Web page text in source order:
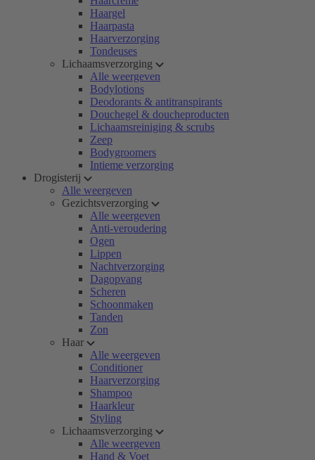
Haargel
Haarpasta
Haarverzorging
Tondeuses
Lichaamsverzorging
Alle weergeven
Bodylotions
Deodorants & antitranspirants
Douchegel & doucheproducten
Lichaamsreiniging & scrubs
Zeep
Bodygroomers
Intieme verzorging
Drogisterij
Alle weergeven
Gezichtsverzorging
Alle weergeven
Anti-veroudering
Ogen
Lippen
Nachtverzorging
Dagopvang
Scheren
Schoonmaken
Tanden
Zon
Haar
Alle weergeven
Conditioner
Haarverzorging
Shampoo
Haarkleur
Styling
Lichaamsverzorging
Alle weergeven
Hand & Voet